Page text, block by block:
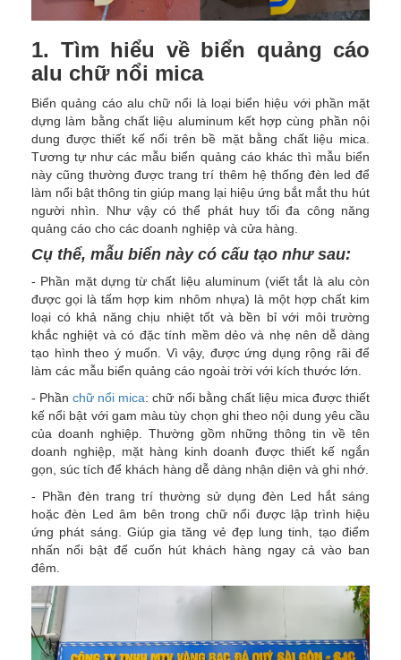
1. Tìm hiểu về biển quảng cáo
alu chữ nổi mica
Biển quảng cáo alu chữ nổi là loại biển hiệu với phần mặt
dựng làm bằng chất liệu aluminum kết hợp cùng phần nội
dung được thiết kế nổi trên bề mặt bằng chất liệu mica.
Tương tự như các mẫu biển quảng cáo khác thì mẫu biển
này cũng thường được trang trí thêm hệ thống đèn led để
làm nổi bật thông tin giúp mang lại hiệu ứng bắt mắt thu hút
người nhìn. Như vậy có thể phát huy tối đa công năng
quảng cáo cho các doanh nghiệp và cửa hàng.
Cụ thể, mẫu biển này có cấu tạo như sau:
- Phần mặt dựng từ chất liệu aluminum (viết tắt là alu còn
được gọi là tấm hợp kim nhôm nhựa) là một hợp chất kim
loại có khả năng chịu nhiệt tốt và bền bỉ với môi trường
khắc nghiệt và có đặc tính mềm dẻo và nhẹ nên dễ dàng
tạo hình theo ý muốn. Vì vậy, được ứng dụng rộng rãi để
làm các mẫu biển quảng cáo ngoài trời với kích thước lớn.
- Phầnchữ nổi mica: chữ nổi bằng chất liệu mica được thiết
kế nổi bật với gam màu tùy chọn ghi theo nội dung yêu cầu
của doanh nghiệp. Thường gồm những thông tin về tên
doanh nghiệp, mặt hàng kinh doanh được thiết kế ngắn
gọn, súc tích để khách hàng dễ dàng nhận diện và ghi nhớ.
- Phần đèn trang trí thường sử dụng đèn Led hắt sáng
hoặc đèn Led âm bên trong chữ nổi được lập trình hiệu
ứng phát sáng. Giúp gia tăng vẻ đẹp lung tinh, tạo điểm
nhấn nổi bật để cuốn hút khách hàng ngay cả vào ban
đêm.